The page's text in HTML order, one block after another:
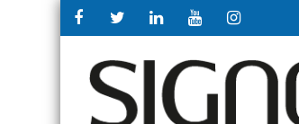
Salto
rápido